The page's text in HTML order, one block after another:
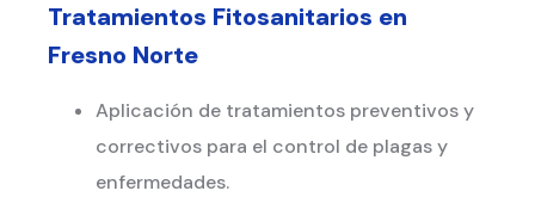
Tratamientos Fitosanitarios en
Fresno Norte
Aplicación de tratamientos preventivos y
correctivos para el control de plagas y
enfermedades.